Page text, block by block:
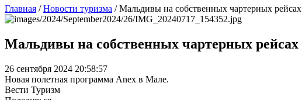
Главная /Новости туризма /Мальдивы на собственных чартерных рейсах
Мальдивы на собственных чартерных рейсах
26 сентября 2024 20:58:57
Новая полетная программа Anex в Мале.
Вести Туризм